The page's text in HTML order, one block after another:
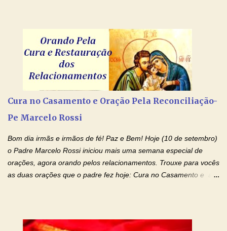
Senhora! Adriana-Devoção e Fé Bênção Dos Enfermos O Senhor
Jesus esteja ao vosso lado, para vos defender, dentro de vós,
para vos conservar; diante de vós, pra vos conduzir; atrás de vós
para vos guardar; acima de vós, para vos abençoar. Ele que vive
e reina pelos séculos dos séculos. Amém! Oração De Cura De
Nome † (sinal da cruz), que está acima de todo Nome, que todos
os padrões de enfermidade física transmitidos em minha linha de
os laços...
Cura no Casamento e Oração Pela Reconciliação-
Pe Marcelo Rossi
Bom dia irmãs e irmãos de fé! Paz e Bem! Hoje (10 de setembro)
o Padre Marcelo Rossi iniciou mais uma semana especial de
orações, agora orando pelos relacionamentos. Trouxe para vocês
as duas orações que o padre fez hoje: Cura no Casamento e a
com o Momento de Fé. Que Deus abençoe e que todo